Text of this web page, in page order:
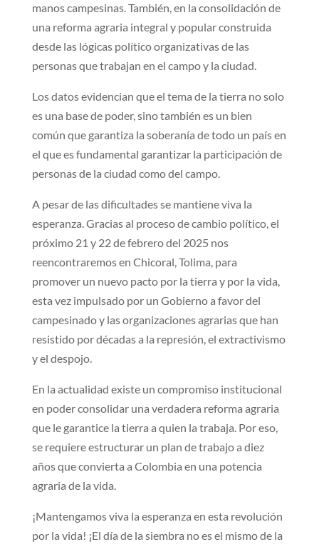
manos campesinas. También, en la consolidación de
una reforma agraria integral y popular construida
desde las lógicas político organizativas de las
personas que trabajan en el campo y la ciudad.
Los datos evidencian que el tema de la tierra no solo
es una base de poder, sino también es un bien
común que garantiza la soberanía de todo un país en
el que es fundamental garantizar la participación de
personas de la ciudad como del campo.
A pesar de las dificultades se mantiene viva la
esperanza. Gracias al proceso de cambio político, el
próximo 21 y 22 de febrero del 2025 nos
reencontraremos en Chicoral, Tolima, para
promover un nuevo pacto por la tierra y por la vida,
esta vez impulsado por un Gobierno a favor del
campesinado y las organizaciones agrarias que han
resistido por décadas a la represión, el extractivismo
y el despojo.
En la actualidad existe un compromiso institucional
en poder consolidar una verdadera reforma agraria
que le garantice la tierra a quien la trabaja. Por eso,
se requiere estructurar un plan de trabajo a diez
años que convierta a Colombia en una potencia
agraria de la vida.
¡Mantengamos viva la esperanza en esta revolución
por la vida! ¡El día de la siembra no es el mismo de la